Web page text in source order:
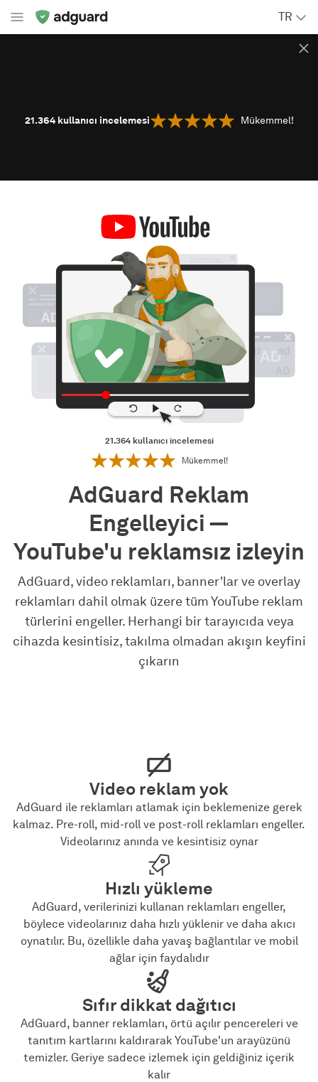
TR
21.364 kullanıcı incelemesi Mükemmel!
21.364 kullanıcı incelemesi
Mükemmel!
AdGuard Reklam
Engelleyici —
YouTube'u reklamsız izleyin
AdGuard, video reklamları, banner'lar ve overlay
reklamları dahil olmak üzere tüm YouTube reklam
türlerini engeller. Herhangi bir tarayıcıda veya
cihazda kesintisiz, takılma olmadan akışın keyfini
çıkarın
Video reklam yok
AdGuard ile reklamları atlamak için beklemenize gerek
kalmaz. Pre-roll, mid-roll ve post-roll reklamları engeller.
Videolarınız anında ve kesintisiz oynar
Hızlı yükleme
AdGuard, verilerinizi kullanan reklamları engeller,
böylece videolarınız daha hızlı yüklenir ve daha akıcı
oynatılır. Bu, özellikle daha yavaş bağlantılar ve mobil
ağlar için faydalıdır
Sıfır dikkat dağıtıcı
AdGuard, banner reklamları, örtü açılır pencereleri ve
tanıtım kartlarını kaldırarak YouTube'un arayüzünü
temizler. Geriye sadece izlemek için geldiğiniz içerik
kalır